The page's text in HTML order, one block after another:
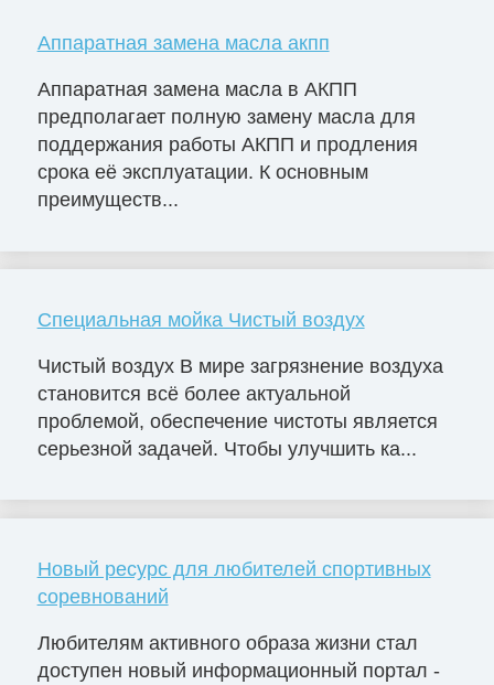
Аппаратная замена масла акпп
Аппаратная замена масла в АКПП
предполагает полную замену масла для
поддержания работы АКПП и продления
срока её эксплуатации. К основным
преимуществ...
Специальная мойка Чистый воздух
Чистый воздух В мире загрязнение воздуха
становится всё более актуальной
проблемой, обеспечение чистоты является
серьезной задачей. Чтобы улучшить ка...
Новый ресурс для любителей спортивных
соревнований
Любителям активного образа жизни стал
доступен новый информационный портал -